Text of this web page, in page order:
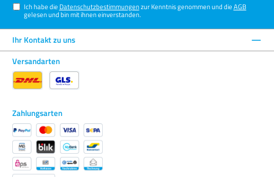
Ich habe die Datenschutzbestimmungenzur Kenntnis genommen und dieAGB
gelesen und bin mit ihnen einverstanden.
Ihr Kontakt zu uns
Versandarten
Zahlungsarten